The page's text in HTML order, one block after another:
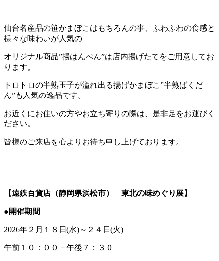
仙台名産品の笹かまぼこはもちろんの事、ふわふわの食感と
様々な味わいが人気の
オリジナル商品”揚はんぺん”は店内揚げたてをご用意してお
ります。
トロトロの半熟玉子が溢れ出る揚げかまぼこ”半熟ばくだ
ん”も人気の逸品です。
お近くにお住いの方やお立ち寄りの際は、是非足をお運びく
ださい。
皆様のご来店を心よりお待ち申し上げております。
【遠鉄百貨店（静岡県浜松市） 東北の味めぐり展】
●開催期間
2026年２月１８日(水)～２４日(火)
午前１０：００－午後７：３０